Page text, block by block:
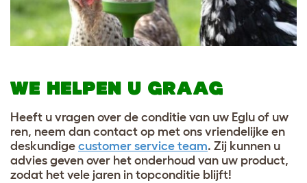
WE HELPEN U GRAAG
Heeft u vragen over de conditie van uw Eglu of uw
ren, neem dan contact op met ons vriendelijke en
deskundige customer service team. Zij kunnen u
advies geven over het onderhoud van uw product,
zodat het vele jaren in topconditie blijft!